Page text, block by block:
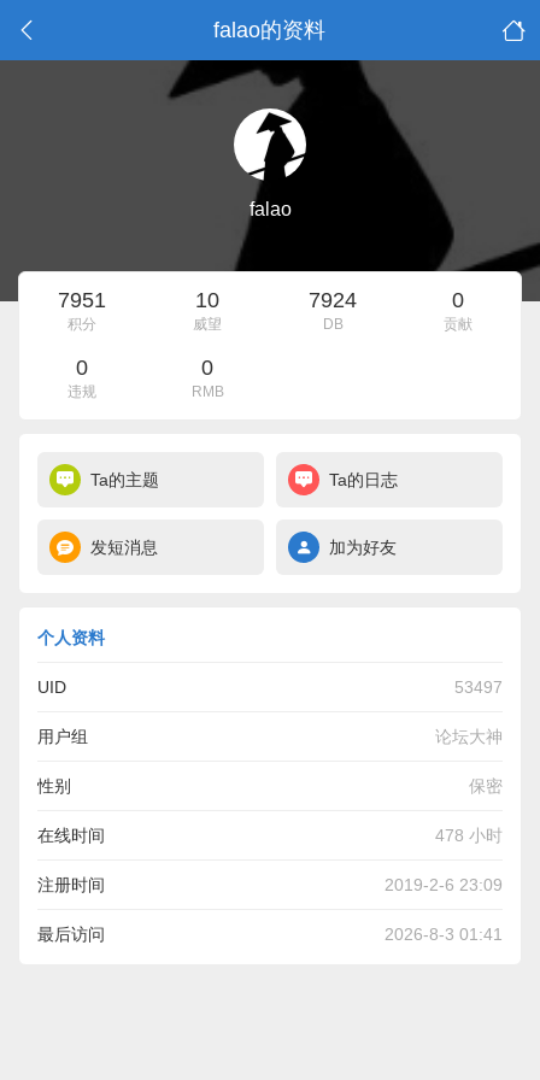
falao的资料
falao
7951
积分
10
威望
7924
DB
0
贡献
0
违规
0
RMB
Ta的主题 Ta的日志
发短消息 加为好友
个人资料
UID 53497
用户组 论坛大神
性别 保密
在线时间 478 小时
注册时间 2019-2-6 23:09
最后访问 2026-8-3 01:41